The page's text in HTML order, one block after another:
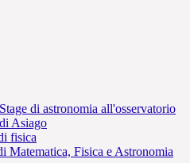
Stage di astronomia all'osservatorio
di Asiago
fisica
Matematica, Fisica e Astronomia